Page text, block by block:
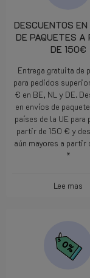
DESCUENTOS
DE PAQUETES A
DE 150€
Entrega gratuita de
para pedidos
€ en BE, NL y DE.
en envíos de
países de la UE para
partir de 150 € y
aún mayores a
*
Lee mas